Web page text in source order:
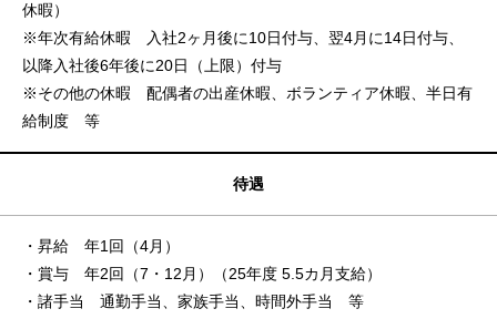
休暇）
※年次有給休暇 入社2ヶ月後に10日付与、翌4月に14日付与、
以降入社後6年後に20日（上限）付与
※その他の休暇 配偶者の出産休暇、ボランティア休暇、半日有
給制度 等
待遇
・昇給 年1回（4月）
・賞与 年2回（7・12月）（25年度 5.5カ月支給）
・諸手当 通勤手当、家族手当、時間外手当 等